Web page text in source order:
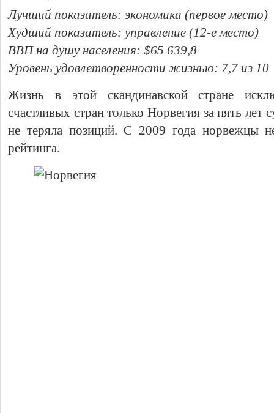
Лучший показатель: экономика (первое место)
Худший показатель: управление (12-е место)
ВВП на душу населения: $65 639,8
Уровень удовлетворенности жизнью: 7,7 из 10
Жизнь в этой скандинавской стране
счастливых стран только Норвегия за пять
не теряла позиций. С 2009 года норвежцы
рейтинга.